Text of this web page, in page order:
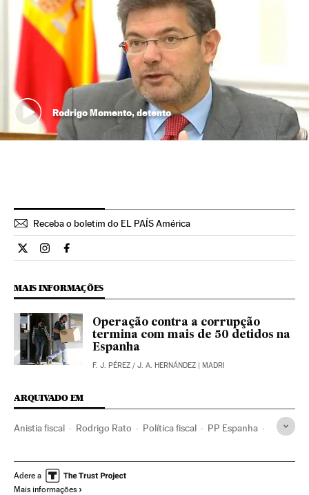
Rodrigo Momento, detento
Receba o boletim do EL PAÍS América
Internacional El País Brasil en Twitter
Internacional El País Brasil en Instagram
Internacional El País Brasil en Facebook
MAIS INFORMAÇÕES
Operação contra a corrupção
termina com mais de 50 detidos na
Espanha
F. J. PÉREZ / J. A. HERNÁNDEZ | MADRI
ARQUIVADO EM
Anistia fiscal Rodrigo Rato Política fiscal PP Espanha
Partidos políticos Finanças públicas
Adere a
Mais informações